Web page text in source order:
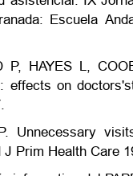
Escuela
P, HAYES L,
effects on
Unnecessary
Prim Health Care